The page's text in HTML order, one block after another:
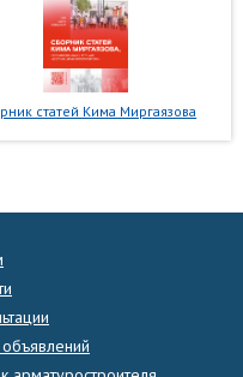
статей Кима Миргаязова